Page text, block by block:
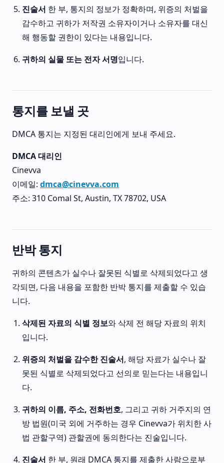
진술서 한 부, 통지의 정보가 정확하며, 위증의 처벌을
감수하고 귀하가 저작권 소유자이거나 소유자를 대신
해 행동할 권한이 있다는 내용입니다.
귀하의 실물 또는 전자 서명입니다.
통지를 보낼 곳
DMCA 통지는 지정된 대리인에게 보내 주세요.
DMCA 대리인
Cinevva
이메일: dmca@cinevva.com
주소: 310 Comal St, Austin, TX 78702, USA
반박 통지
귀하의 콘텐츠가 실수나 잘못된 식별로 삭제되었다고 생
각되면, 다음 내용을 포함한 반박 통지를 제출할 수 있습
니다.
삭제된 자료의 식별 정보와 삭제 전 해당 자료의 위치
입니다.
위증의 처벌을 감수한 진술서, 해당 자료가 실수나 잘
못된 식별로 삭제되었다고 선의로 믿는다는 내용입니
다.
귀하의 이름, 주소, 전화번호, 그리고 귀하 거주지의 연
방 법원(미국 외에 거주하는 경우 Cinevva가 위치한 사
법 관할구역) 관할권에 동의한다는 진술입니다.
진술서 한 부, 원래 DMCA 통지를 제출한 사람으로부